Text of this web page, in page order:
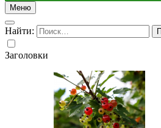
Меню
Найти:
Заголовки